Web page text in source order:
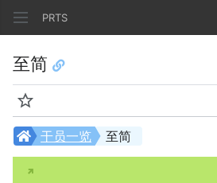
PRTS
至简
监视
至简
干员一览